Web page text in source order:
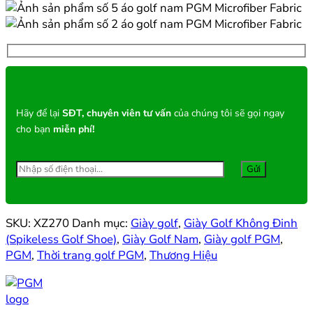
Hãy để lại SĐT, chuyên viên tư vấn của chúng tôi sẽ gọi ngay
cho bạn miễn phí!
SKU: XZ270 Danh mục: Giày golf, Giày Golf Không Đinh
(Spikeless Golf Shoe), Giày Golf Nam, Giày golf PGM,
PGM, Thời trang golf PGM, Thương Hiệu